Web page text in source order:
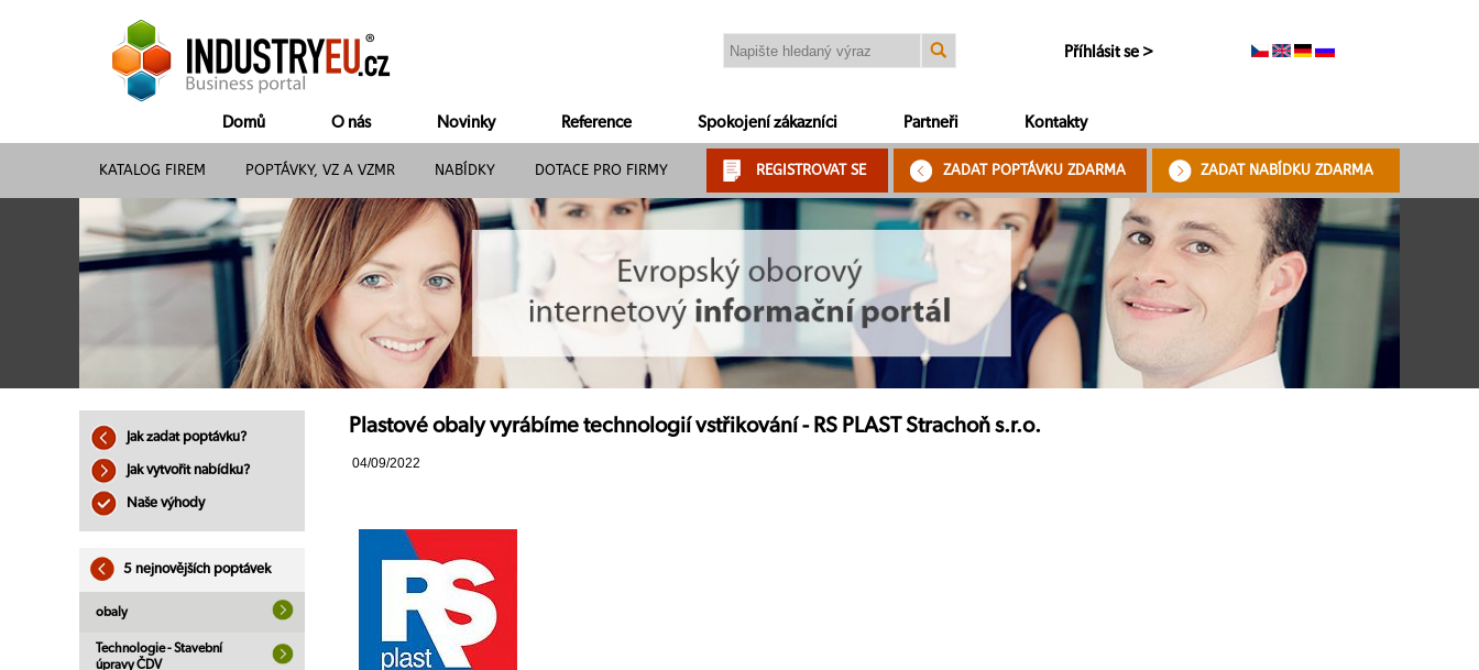
Příhlásit se >
Domů O nás Novinky Reference Spokojení zákazníci Partneři Kontakty
KATALOG FIREM POPTÁVKY, VZ A VZMR NABÍDKY DOTACE PRO FIRMY REGISTROVAT SE ZADAT POPTÁVKU ZDARMA ZADAT NABÍDKU ZDARMA
Jak zadat poptávku?
Jak vytvořit nabídku?
Naše výhody
5 nejnovějších poptávek
obaly
Technologie - Stavební
úpravy ČDV
Plastové obaly vyrábíme technologií vstřikování - RS PLAST Strachoň s.r.o.
04/09/2022